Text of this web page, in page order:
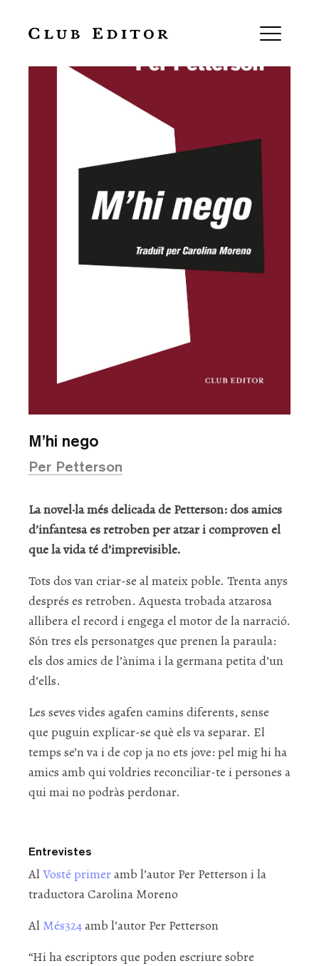
M’hi nego
Per Petterson
La novel·la més delicada de Petterson: dos amics
d’infantesa es retroben per atzar i comproven el
que la vida té d’imprevisible.
Tots dos van criar-se al mateix poble. Trenta anys
després es retroben. Aquesta trobada atzarosa
allibera el record i engega el motor de la narració.
Són tres els personatges que prenen la paraula:
els dos amics de l’ànima i la germana petita d’un
d’ells.
Les seves vides agafen camins diferents, sense
que puguin explicar-se què els va separar. El
temps se’n va i de cop ja no ets jove: pel mig hi ha
amics amb qui voldries reconciliar-te i persones a
qui mai no podràs perdonar.
Entrevistes
AlVosté primeramb l’autor Per Petterson i la
traductora Carolina Moreno
Al Més324amb l’autor Per Petterson
“Hi ha escriptors que poden escriure sobre